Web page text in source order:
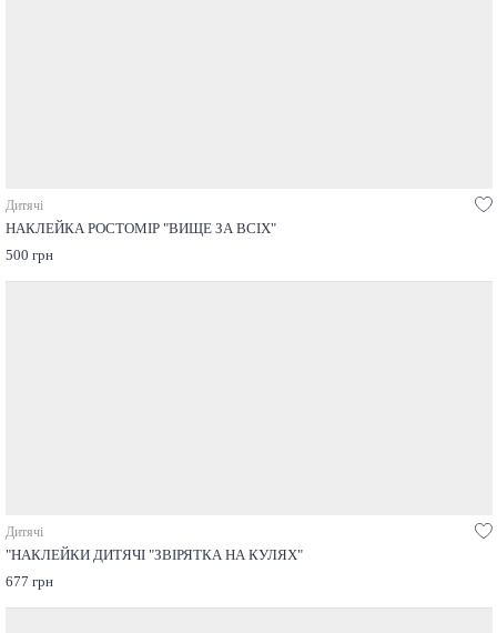
Дитячі
НАКЛЕЙКА РОСТОМІР "ВИЩЕ ЗА ВСІХ"
500 грн
Дитячі
"НАКЛЕЙКИ ДИТЯЧІ "ЗВІРЯТКА НА КУЛЯХ"
677 грн